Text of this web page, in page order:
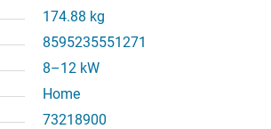
174.88 kg
8595235551271
8–12 kW
Home
73218900